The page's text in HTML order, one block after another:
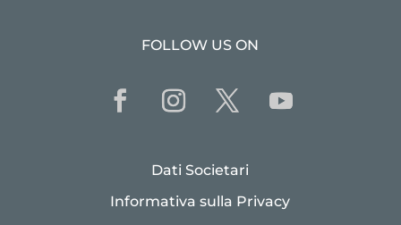
FOLLOW US ON
Dati Societari
Informativa sulla Privacy